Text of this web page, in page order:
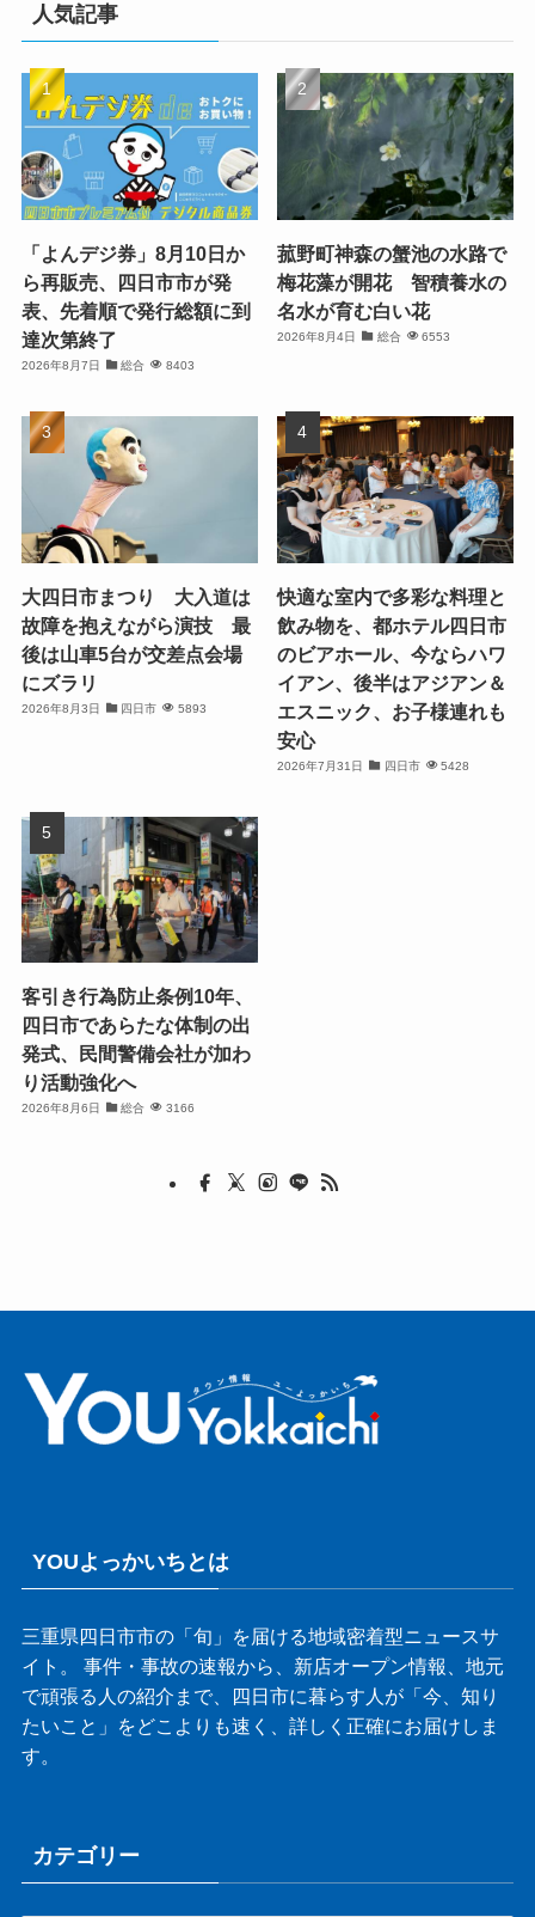
人気記事
「よんデジ券」8月10日か
ら再販売、四日市市が発
表、先着順で発行総額に到
達次第終了
2026年8月7日 総合 8403
菰野町神森の蟹池の水路で
梅花藻が開花 智積養水の
名水が育む白い花
2026年8月4日 総合 6553
大四日市まつり 大入道は
故障を抱えながら演技 最
後は山車5台が交差点会場
にズラリ
2026年8月3日 四日市 5893
快適な室内で多彩な料理と
飲み物を、都ホテル四日市
のビアホール、今ならハワ
イアン、後半はアジアン＆
エスニック、お子様連れも
安心
2026年7月31日 四日市 5428
客引き行為防止条例10年、
四日市であらたな体制の出
発式、民間警備会社が加わ
り活動強化へ
2026年8月6日 総合 3166
YOUよっかいちとは
三重県四日市市の「旬」を届ける地域密着型ニュースサ
イト。 事件・事故の速報から、新店オープン情報、地元
で頑張る人の紹介まで、四日市に暮らす人が「今、知り
たいこと」をどこよりも速く、詳しく正確にお届けしま
す。
カテゴリー